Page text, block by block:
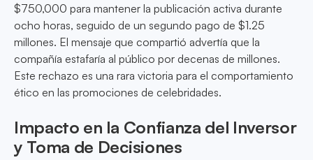
$750,000 para mantener la publicación activa durante
ocho horas, seguido de un segundo pago de $1.25
millones. El mensaje que compartió advertía que la
compañía estafaría al público por decenas de millones.
Este rechazo es una rara victoria para el comportamiento
ético en las promociones de celebridades.
Impacto en la Confianza del Inversor
y Toma de Decisiones